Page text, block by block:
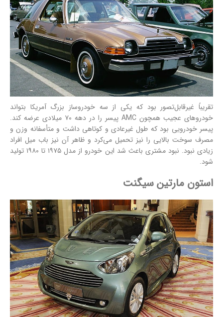
تقریباً غیرقابل‌تصور بود که یکی از سه خودروساز بزرگ آمریکا بتواند
خودروهای عجیب همچون AMC پیسر را در دهه ۷۰ میلادی عرضه کند.
پیسر خودرویی بود که طول غیرعادی و کوتاهی داشت و متأسفانه وزن و
مصرف سوخت بالایی را نیز تحمیل می‌کرد و ظاهر آن نیز باب میل افراد
زیادی نبود. نبود مشتری باعث شد این خودرو از مدل ۱۹۷۵ تا ۱۹۸۰ تولید
شود.
استون مارتین سیگنت